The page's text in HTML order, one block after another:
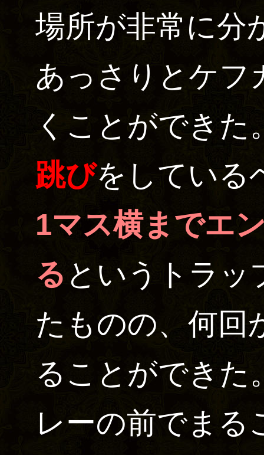
場所が非常に分
あっさりとケフ
くことができた
跳びをしている
1マス横までエ
る というトラッ
たものの、何回
ることができた
レーの前でまる